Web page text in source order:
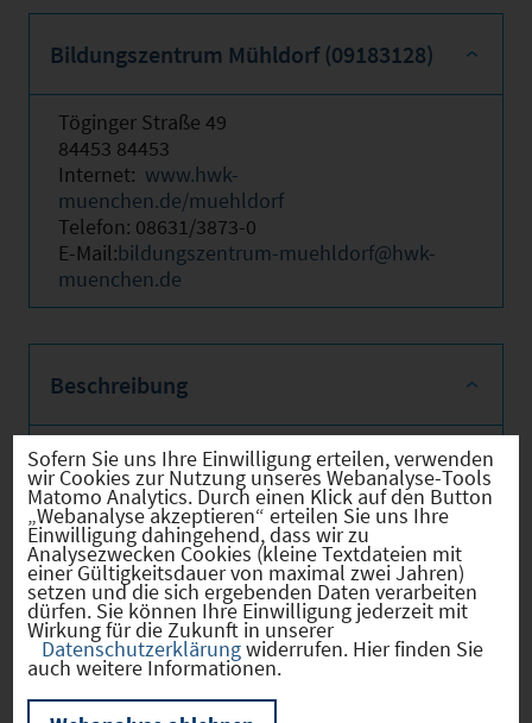
Bildungszentrum Mühldorf (09183128)
Töginger Straße 49
84453 84453
Internet: www.hwk-
muenchen.de/muehldorf
Telefon: 08631/3873-0
E-Mail:bildungszentrum-muehldorf@hwk-
muenchen.de
Beschreibung
Das Bildungszentrum Mühldorf-Altötting
der Handwerkskammer für München und
Oberbayern ist seit 1981 Partner für Aus-
und Fortbildung in der Region.‎
‎Wir beschäftigen 19 Mitarbeiter und über
150 freiberufliche Dozenten aus der
Wirtschaft für die einzelnen Fachgebiete. In
Ausbildung auch die ständige Weiterbildung
Sofern Sie uns Ihre Einwilligung erteilen, verwenden
wir Cookies zur Nutzung unseres Webanalyse-Tools
Matomo Analytics. Durch einen Klick auf den Button
„Webanalyse akzeptieren“ erteilen Sie uns Ihre
Einwilligung dahingehend, dass wir zu
Analysezwecken Cookies (kleine Textdateien mit
einer Gültigkeitsdauer von maximal zwei Jahren)
setzen und die sich ergebenden Daten verarbeiten
dürfen. Sie können Ihre Einwilligung jederzeit mit
Wirkung für die Zukunft in unserer
Datenschutzerklärungwiderrufen. Hier finden Sie
auch weitere Informationen.